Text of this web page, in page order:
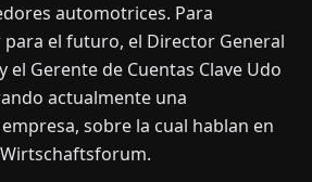
automotrices. Para
el futuro, el Director General
el Gerente de Cuentas Clave Udo
actualmente una
sobre la cual hablan en